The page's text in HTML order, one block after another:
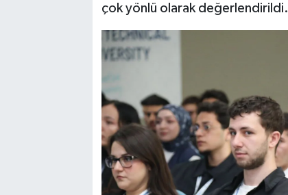
çok yönlü olarak değerlendirildi.